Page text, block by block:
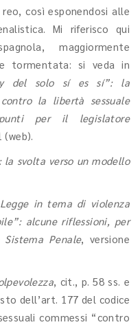
così esponendosi alle
Mi riferisco qui
maggiormente
tormentata: si veda in
del solo sí es sí”: la
la libertà sessuale
per il legislatore
(web).
la svolta verso un modello
in tema di violenza
alcune riflessioni, per
Penale, versione
, cit., p. 58 ss. e
dell’art. 177 del codice
commessi “contro